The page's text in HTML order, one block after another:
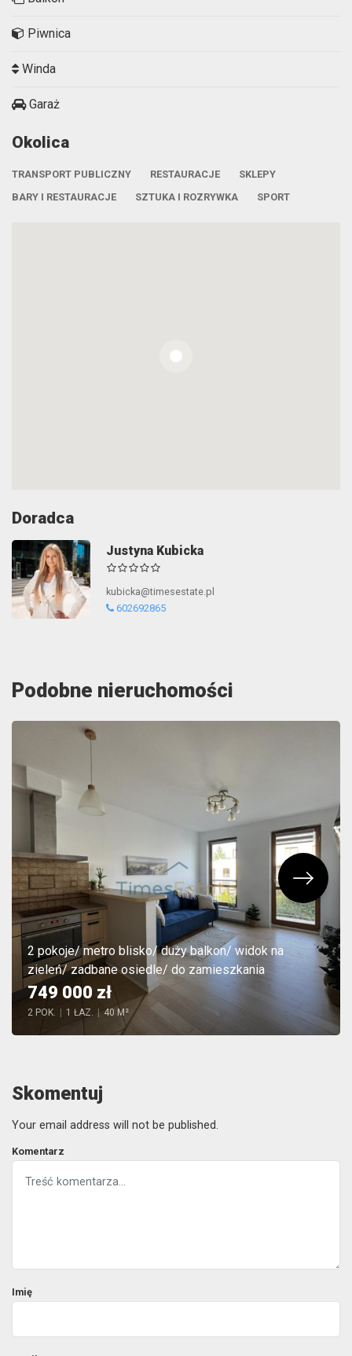
Piwnica
Winda
Garaż
Okolica
TRANSPORT PUBLICZNY RESTAURACJE
SKLEPY
BARY I RESTAURACJE
SZTUKA I ROZRYWKA SPORT
Doradca
Justyna Kubicka
kubicka@timesestate.pl
602692865
Podobne nieruchomości
2 pokoje/ metro blisko/ duży balkon/ widok na
zieleń/ zadbane osiedle/ do zamieszkania
749 000 zł
2 POK. 1 ŁAZ. | 40 M²
Skomentuj
Your email address will not be published.
Komentarz
Imię